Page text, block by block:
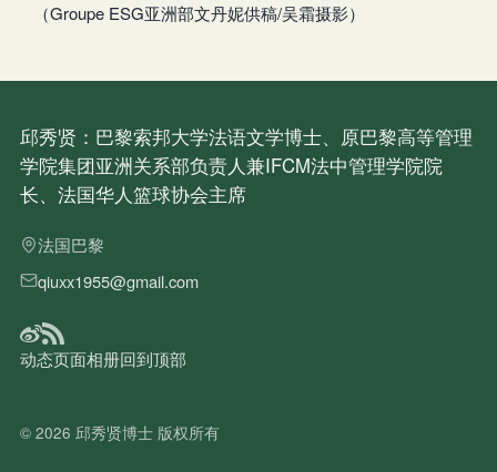
（Groupe ESG亚洲部文丹妮供稿/吴霜摄影）
邱秀贤：巴黎索邦大学法语文学博士、原巴黎高等管理
学院集团亚洲关系部负责人兼IFCM法中管理学院院
长、法国华人篮球协会主席
法国巴黎
qiuxx1955@gmail.com
动态页面相册回到顶部
© 2026 邱秀贤博士 版权所有